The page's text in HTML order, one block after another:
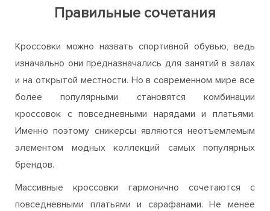
Правильные сочетания
Кроссовки можно назвать спортивной обувью, ведь
изначально они предназначались для занятий в залах
и на открытой местности. Но в современном мире все
более популярными становятся комбинации
кроссовок с повседневными нарядами и платьями.
Именно поэтому сникерсы являются неотъемлемым
элементом модных коллекций самых популярных
брендов.
Массивные кроссовки гармонично сочетаются с
повседневными платьями и сарафанами. Не менее